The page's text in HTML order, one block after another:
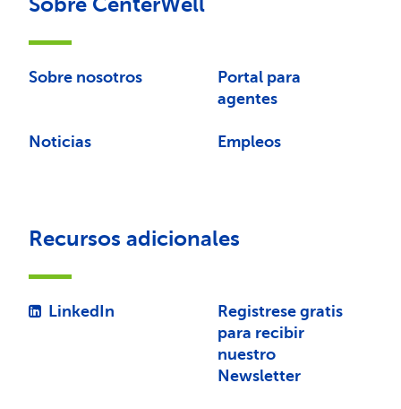
Sobre nosotros
Noticias
Portal para
agentes
Empleos
Recursos adicionales
LinkedIn
Registrese gratis
para recibir
nuestro
Newsletter